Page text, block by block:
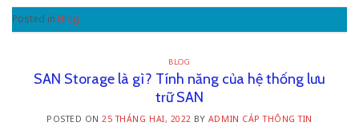
Posted in Blog
BLOG
SAN Storage là gì? Tính năng của hệ thống lưu
trữ SAN
POSTED ON25 THÁNG HAI, 2022 BY ADMIN CÁP THÔNG TIN